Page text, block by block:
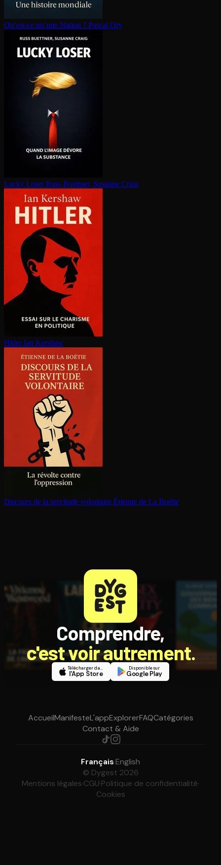
Qu’est-ce qu’une Nation ? Pascal Ory
Lucky Loser Russ Buettner, Susanne Craig
Hitler Ian Kershaw
Discours de la servitude volontaire Étienne de La Boétie
Comprendre,
c'est voir autrement.
Télécharger dans
l'App Store
Disponible sur
Google Play
AccueilManifesteL'appExplorerFAQCatégories
Contact & Aide
Français·English
© Dygest 2026
Mentions légales·CGU·Politique de confidentialité·
Cookies